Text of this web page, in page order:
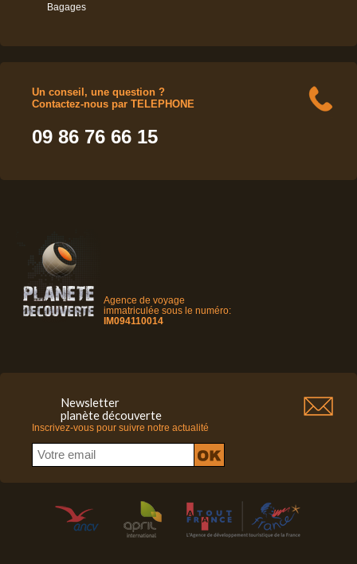
Bagages
Un conseil, une question ?
Contactez-nous par TELEPHONE
09 86 76 66 15
Agence de voyage
immatriculée sous le numéro:
IM094110014
Newsletter
planète découverte
Inscrivez-vous pour suivre notre actualité